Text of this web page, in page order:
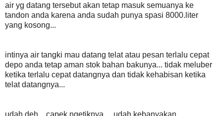
air yg datang tersebut akan tetap masuk semuanya ke
tandon anda karena anda sudah punya spasi 8000.liter
yang kosong...
intinya air tangki mau datang telat atau pesan terlalu cepat
depo anda tetap aman stok bahan bakunya... tidak meluber
ketika terlalu cepat datangnya dan tidak kehabisan ketika
telat datangnya...
udah deh... capek ngetiknya.... udah kebanyakan